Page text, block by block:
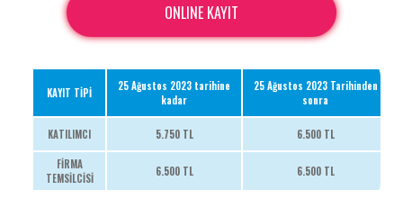
ONLINE KAYIT
KAYIT TİPİ
25 Ağustos 2023 tarihine
kadar
25 Ağustos 2023 Tarihinden
sonra
KATILIMCI 5.750 TL 6.500 TL
FİRMA
TEMSİLCİSİ
6.500 TL 6.500 TL